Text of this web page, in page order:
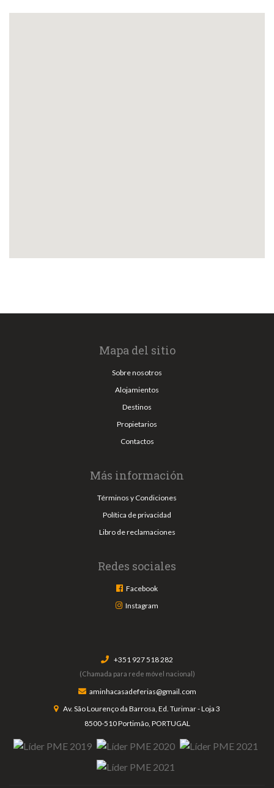
Mapa del sitio
Sobre nosotros
Alojamientos
Destinos
Propietarios
Contactos
Más información
Términos y Condiciones
Política de privacidad
Libro de reclamaciones
Redes sociales
Facebook
Instagram
+351 927 518 282
(Chamada para rede móvel nacional)
aminhacasadeferias@gmail.com
Av. São Lourenço da Barrosa, Ed. Turimar - Loja 3
8500-510 Portimão, PORTUGAL